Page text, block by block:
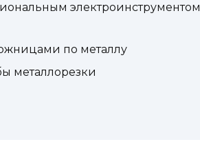
электроинструментом
по металлу
металлорезки